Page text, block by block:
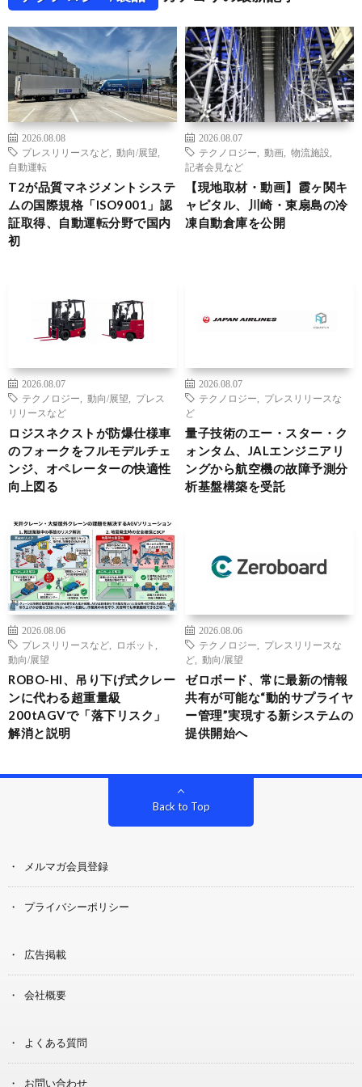
2026.08.08
プレスリリースなど
動向/展望
自動運転
T2が品質マネジメントシステ
ムの国際規格「ISO9001」認
証取得、自動運転分野で国内
初
2026.08.07
テクノロジー
動画 物流施設
記者会見など
【現地取材・動画】霞ヶ関キ
ャピタル、川崎・東扇島の冷
凍自動倉庫を公開
2026.08.07
テクノロジー
動向/展望
プレス
リリースなど
ロジスネクストが防爆仕様車
のフォークをフルモデルチェ
ンジ、オペレーターの快適性
向上図る
2026.08.07
テクノロジー
プレスリリースな
ど
量子技術のエー・スター・ク
ォンタム、JALエンジニアリ
ングから航空機の故障予測分
析基盤構築を受託
2026.08.06
プレスリリースなど
ロボット
動向/展望
ROBO-HI、吊り下げ式クレー
ンに代わる超重量級
200tAGVで「落下リスク」
解消と説明
2026.08.06
テクノロジー
プレスリリースな
ど
動向/展望
ゼロボード、常に最新の情報
共有が可能な“動的サプライヤ
ー管理”実現する新システムの
提供開始へ
Back to Top
メルマガ会員登録
プライバシーポリシー
広告掲載
会社概要
よくある質問
お問い合わせ